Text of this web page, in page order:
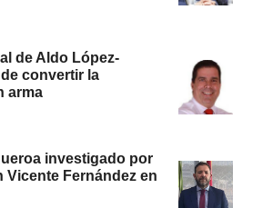
de Aldo López-
convertir la
arma
investigado por
Fernández en